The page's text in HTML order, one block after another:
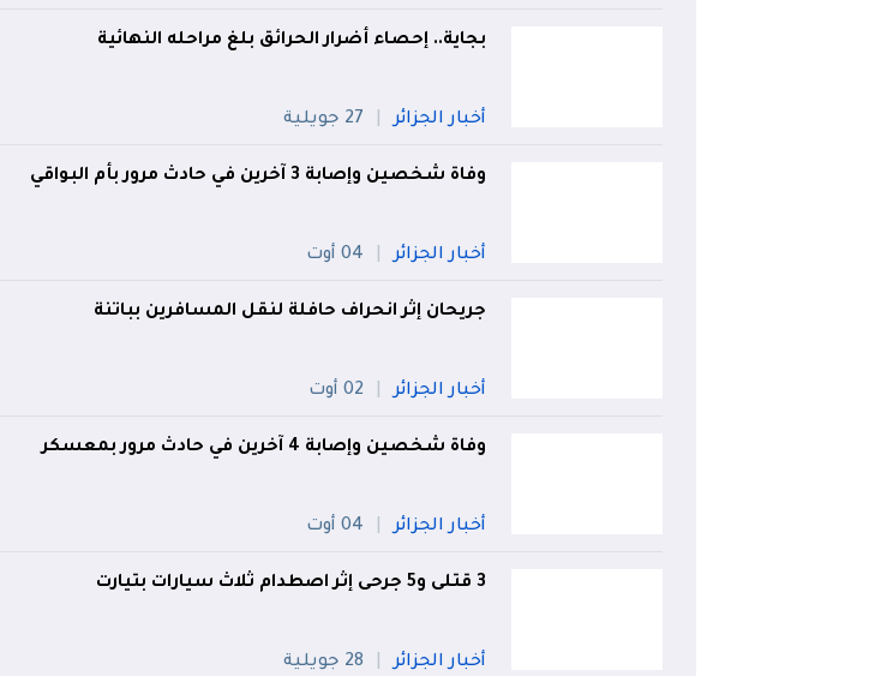
بجاية.. إحصاء أضرار الحرائق بلغ مراحله النهائية
أخبار الجزائر 27 جويلية
وفاة شخصين وإصابة 3 آخرين في حادث مرور بأم البواقي
أخبار الجزائر 04 أوت
جريحان إثر انحراف حافلة لنقل المسافرين بباتنة
أخبار الجزائر 02 أوت
وفاة شخصين وإصابة 4 آخرين في حادث مرور بمعسكر
أخبار الجزائر 04 أوت
3 قتلى و5 جرحى إثر اصطدام ثلاث سيارات بتيارت
أخبار الجزائر 28 جويلية